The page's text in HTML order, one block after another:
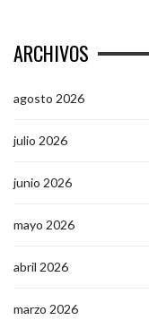
ARCHIVOS
agosto 2026
julio 2026
junio 2026
mayo 2026
abril 2026
marzo 2026